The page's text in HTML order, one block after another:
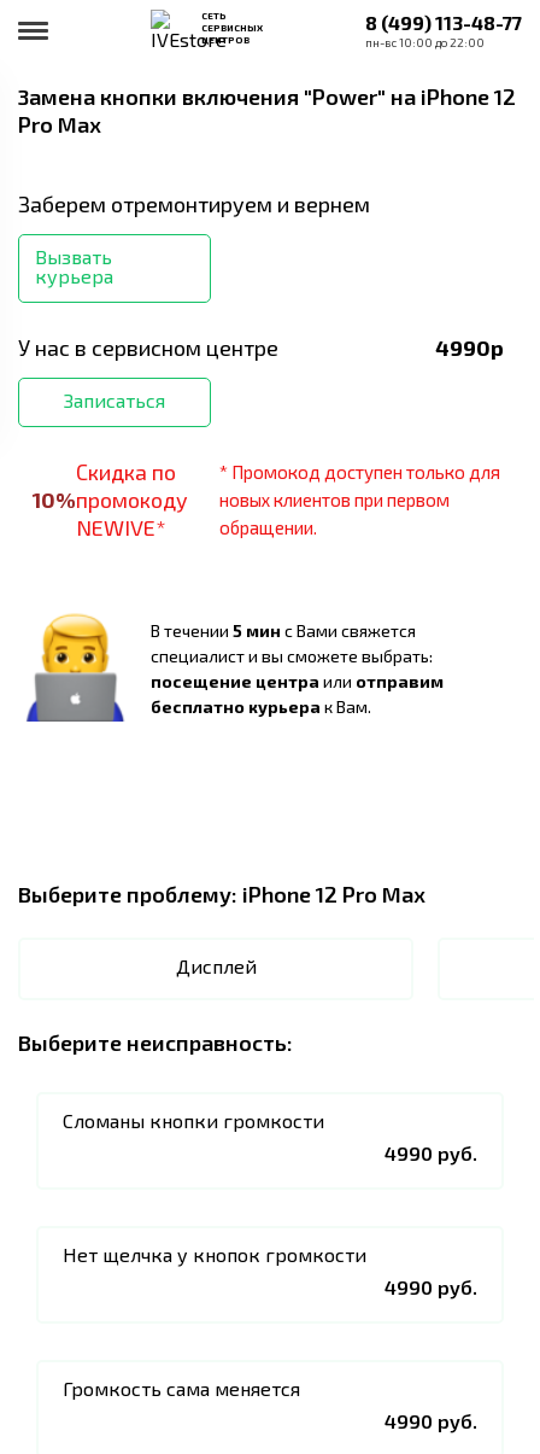
СЕТЬ
СЕРВИСНЫХ
ЦЕНТРОВ
8 (499) 113-48-77
пн-вс 10:00 до 22:00
Замена кнопки включения "Power" на iPhone 12
Pro Max
Заберем отремонтируем и вернем
Вызвать
курьера
У нас в сервисном центре 4990р
Записаться
10%
Скидка по
промокоду
NEWIVE*
* Промокод доступен только для
новых клиентов при первом
обращении.
В течении 5 мин с Вами свяжется
специалист и вы сможете выбрать:
посещение центра или отправим
бесплатно курьера к Вам.
Выберите проблему: iPhone 12 Pro Max
Дисплей
Выберите неисправность:
Сломаны кнопки громкости
4990 руб.
Нет щелчка у кнопок громкости
4990 руб.
Громкость сама меняется
4990 руб.